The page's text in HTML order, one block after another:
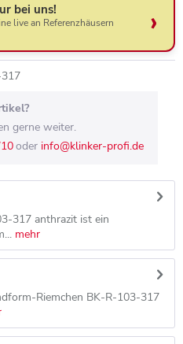
bei uns!
live an Referenzhäusern
gerne weiter.
oder info@klinker-profi.de
317 anthrazit ist ein
mehr
Riemchen BK-R-103-317